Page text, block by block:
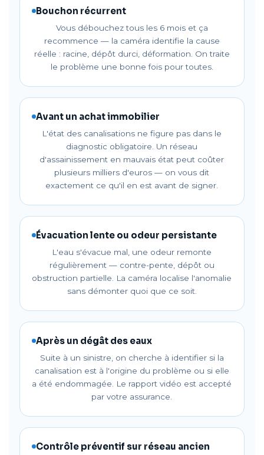
Bouchon récurrent
Vous débouchez tous les 6 mois et ça
recommence — la caméra identifie la cause
réelle : racine, dépôt durci, déformation. On traite
le problème une bonne fois pour toutes.
Avant un achat immobilier
L'état des canalisations ne figure pas dans le
diagnostic obligatoire. Un réseau
d'assainissement en mauvais état peut coûter
plusieurs milliers d'euros — on vous dit
exactement ce qu'il en est avant de signer.
Évacuation lente ou odeur persistante
L'eau s'évacue mal, une odeur remonte
régulièrement — contre-pente, dépôt ou
obstruction partielle. La caméra localise l'anomalie
sans démonter quoi que ce soit.
Après un dégât des eaux
Suite à un sinistre, on cherche à identifier si la
canalisation est à l'origine du problème ou si elle
a été endommagée. Le rapport vidéo est accepté
par votre assurance.
Contrôle préventif sur réseau ancien